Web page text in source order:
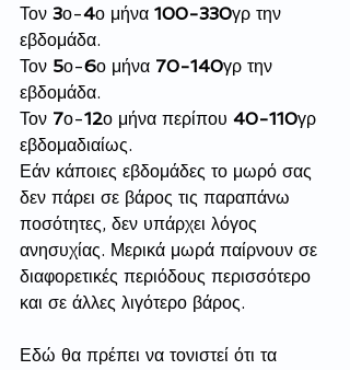
Τον 3ο-4ο μήνα 100-330γρ την
εβδομάδα.
Τον 5ο-6ο μήνα 70-140γρ την
εβδομάδα.
Τον 7ο-12ο μήνα περίπου 40-110γρ
εβδομαδιαίως.
Εάν κάποιες εβδομάδες το μωρό σας
δεν πάρει σε βάρος τις παραπάνω
ποσότητες, δεν υπάρχει λόγος
ανησυχίας. Μερικά μωρά παίρνουν σε
διαφορετικές περιόδους περισσότερο
και σε άλλες λιγότερο βάρος.
Εδώ θα πρέπει να τονιστεί ότι τα